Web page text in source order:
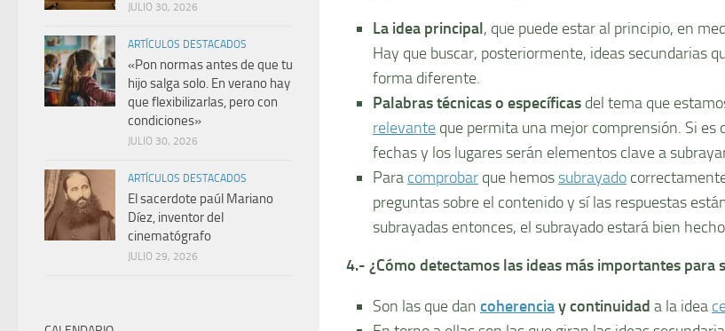
La idea principal, que puede estar al principio, en
Hay que buscar, posteriormente, ideas secundarias
forma diferente.
Palabras técnicas o especí­ficas del tema que
relevante que permita una mejor comprensión. Si es
fechas y los lugares serán elementos clave a
Para comprobar que hemos subrayado
preguntas sobre el contenido y sí­ las respuestas
subrayadas entonces, el subrayado estará bien
4.- ¿Cómo detectamos las ideas más importantes para
Son las que dan coherenciay continuidad a la idea
JULIO 30, 2026
ARTÍCULOS DESTACADOS
«Pon normas antes de que tu
hijo salga solo. En verano hay
que flexibilizarlas, pero con
condiciones»
JULIO 30, 2026
ARTÍCULOS DESTACADOS
El sacerdote paúl Mariano
Díez, inventor del
cinematógrafo
JULIO 29, 2026